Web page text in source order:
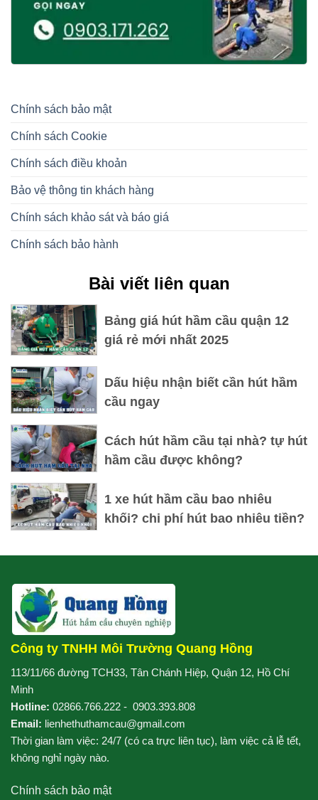
Chính sách bảo mật
Chính sách Cookie
Chính sách điều khoản
Bảo vệ thông tin khách hàng
Chính sách khảo sát và báo giá
Chính sách bảo hành
Bài viết liên quan
Bảng giá hút hầm cầu quận 12
giá rẻ mới nhất 2025
Dấu hiệu nhận biết cần hút hầm
cầu ngay
Cách hút hầm cầu tại nhà? tự hút
hầm cầu được không?
1 xe hút hầm cầu bao nhiêu
khối? chi phí hút bao nhiêu tiền?
Công ty TNHH Môi Trường Quang Hồng
113/11/66 đường TCH33, Tân Chánh Hiệp, Quận 12, Hồ Chí
Minh
Hotline: 02866.766.222 - 0903.393.808
Email: lienhethuthamcau@gmail.com
Thời gian làm việc: 24/7 (có ca trực liên tục), làm việc cả lễ tết,
không nghỉ ngày nào.
Chính sách bảo mật